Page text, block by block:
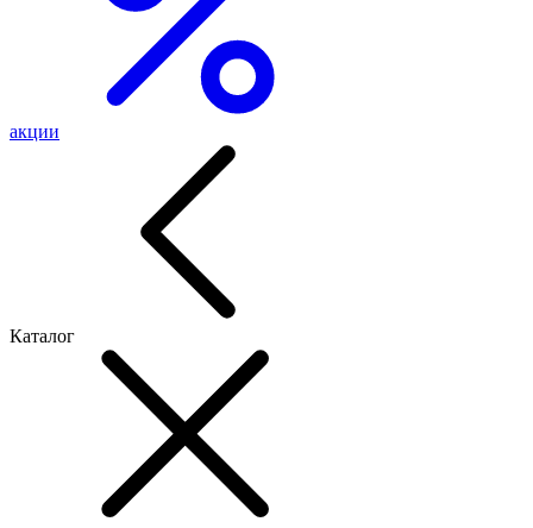
акции
Каталог